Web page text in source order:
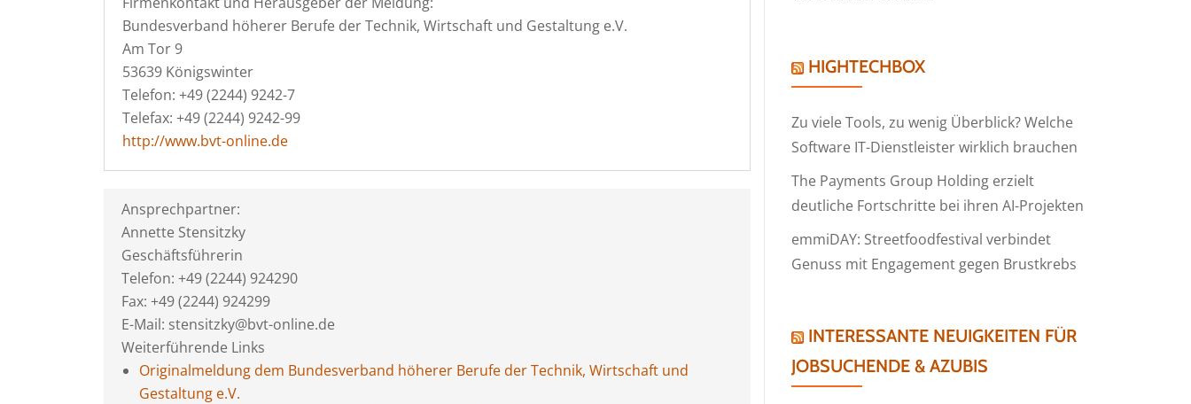
Bundesverband höherer Berufe der Technik, Wirtschaft und Gestaltung e.V.
Am Tor 9
53639 Königswinter
Telefon: +49 (2244) 9242-7
Telefax: +49 (2244) 9242-99
http://www.bvt-online.de
Ansprechpartner:
Annette Stensitzky
Geschäftsführerin
Telefon: +49 (2244) 924290
Fax: +49 (2244) 924299
E-Mail: stensitzky@bvt-online.de
Weiterführende Links
Originalmeldung dem Bundesverband höherer Berufe der Technik, Wirtschaft und
Gestaltung e.V.
HIGHTECHBOX
Zu viele Tools, zu wenig Überblick? Welche
Software IT-Dienstleister wirklich brauchen
The Payments Group Holding erzielt
deutliche Fortschritte bei ihren AI-Projekten
emmiDAY: Streetfoodfestival verbindet
Genuss mit Engagement gegen Brustkrebs
INTERESSANTE NEUIGKEITEN FÜR
JOBSUCHENDE & AZUBIS